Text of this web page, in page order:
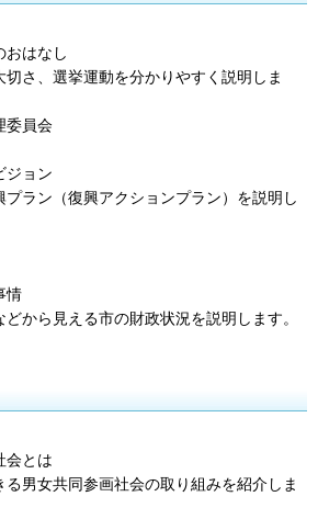
おはなし
切さ、選挙運動を分かりやすく説明しま
委員会
ジョン
プラン（復興アクションプラン）を説明し
情
どから見える市の財政状況を説明します。
会とは
る男女共同参画社会の取り組みを紹介しま